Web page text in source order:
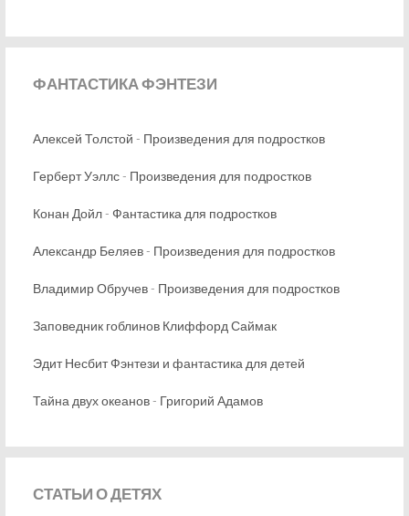
ФАНТАСТИКАФЭНТЕЗИ
Алексей Толстой - Произведения для подростков
Герберт Уэллс - Произведения для подростков
Конан Дойл - Фантастика для подростков
Александр Беляев - Произведения для подростков
Владимир Обручев - Произведения для подростков
Заповедник гоблинов Клиффорд Саймак
Эдит Несбит Фэнтези и фантастика для детей
Тайна двух океанов - Григорий Адамов
СТАТЬИО ДЕТЯХ